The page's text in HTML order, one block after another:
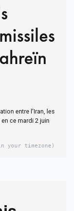
entre l’Iran, les
ce mardi 2 juin
your timezone)